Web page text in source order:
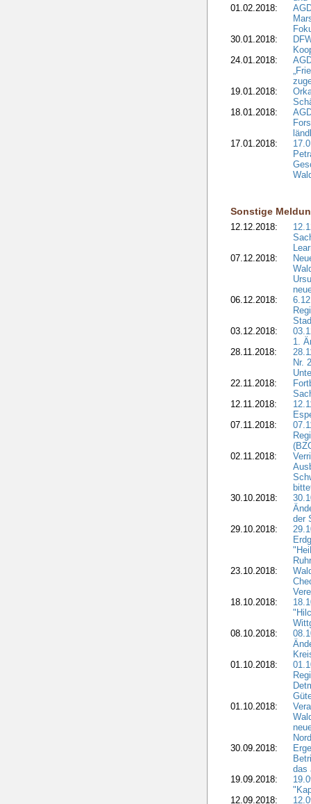
01.02.2018:
30.01.2018:
24.01.2018:
19.01.2018:
18.01.2018:
17.01.2018:
Sonstige
12.12.2018:
07.12.2018:
06.12.2018:
03.12.2018:
1.
28.11.2018:
Nr.
22.11.2018:
12.11.2018:
07.11.2018:
02.11.2018:
30.10.2018:
der
29.10.2018:
23.10.2018:
18.10.2018:
08.10.2018:
01.10.2018:
01.10.2018:
30.09.2018:
das
19.09.2018:
12.09.2018: